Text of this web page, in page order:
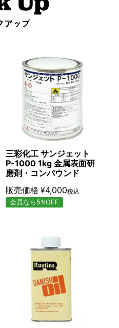
三彩化工 サンジェット
P-1000 1kg 金属表面研
磨剤・コンパウンド
販売価格 ¥4,000税込
会員なら5%OFF